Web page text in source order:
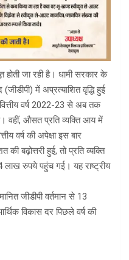
होती जा रही है। धामी सरकार के
में अप्रत्याशित वृद्धि हुई
वर्ष 2022-23 से अब तक
वहीं, औसत प्रति व्यक्ति आय में
वर्ष की अपेक्षा इस बार
बढ़ोत्तरी हुई, तो प्रति व्यक्ति
रुपये पहुंच गई। यह राष्ट्रीय
जीडीपी वर्तमान से 13
विकास दर पिछले वर्ष की